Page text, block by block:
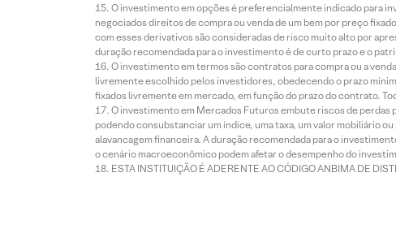
O investimento em opções é preferencialmente indicado para
negociados direitos de compra ou venda de um bem por preço
com esses derivativos são consideradas de risco muito alto por
duração recomendada para o investimento é de curto prazo e o
O investimento em termos são contratos para compra ou a
livremente escolhido pelos investidores, obedecendo o prazo
fixados livremente em mercado, em função do prazo do contrato.
O investimento em Mercados Futuros embute riscos de
podendo consubstanciar um índice, uma taxa, um valor mobiliário
alavancagem financeira. A duração recomendada para o
o cenário macroeconômico podem afetar o desempenho do
ESTA INSTITUIÇÃO É ADERENTE AO CÓDIGO ANBIMA DE